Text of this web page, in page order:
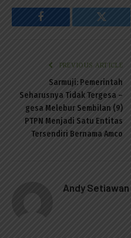
Facebook Twitter
PREVIOUS ARTICLE
Sarmuji: Pemerintah
Seharusnya Tidak Tergesa –
gesa Melebur Sembilan (9)
PTPN Menjadi Satu Entitas
Tersendiri Bernama Amco
Andy Setiawan